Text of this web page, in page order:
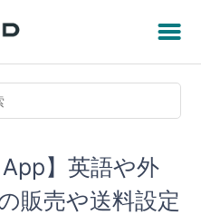
App】英語や外
販売や送料設定